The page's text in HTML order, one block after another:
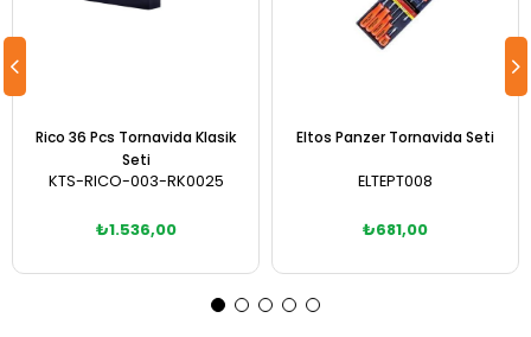
Rico 36 Pcs Tornavida Klasik
Seti
KTS-RICO-003-RK0025
₺1.536,00
Eltos Panzer Tornavida Seti
ELTEPT008
₺681,00